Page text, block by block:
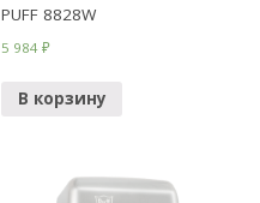
PUFF 8828W
5 984₽
В корзину